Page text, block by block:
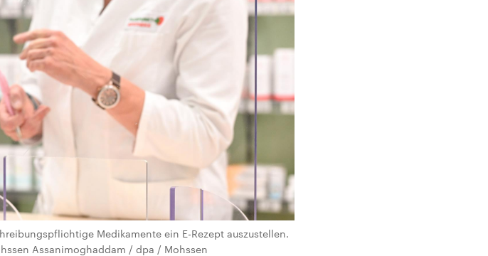
Medikamente ein E-Rezept auszustellen.
Assanimoghaddam / dpa / Mohssen